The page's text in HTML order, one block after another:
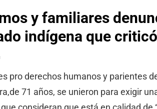
y familiares
indígena que
pro derechos humanos y parientes
71 años, se unieron para exigir